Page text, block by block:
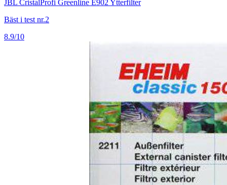
JBL CristalProfi Greenline E902 Ytterfilter
Bäst i test nr.2
8.9/10